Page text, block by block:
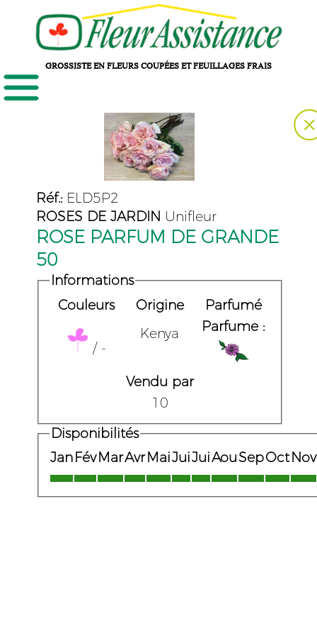
GROSSISTE EN FLEURS COUPÉES ET FEUILLAGES FRAIS
Réf.: ELD5P2
ROSES DE JARDIN Unifleur
ROSE PARFUM DE GRANDE
50
Informations
Couleurs
Origine Parfumé
/ -
Kenya Parfume :
Vendu par
10
Disponibilités
JanFévMarAvrMaiJuiJuiAouSepOctNov